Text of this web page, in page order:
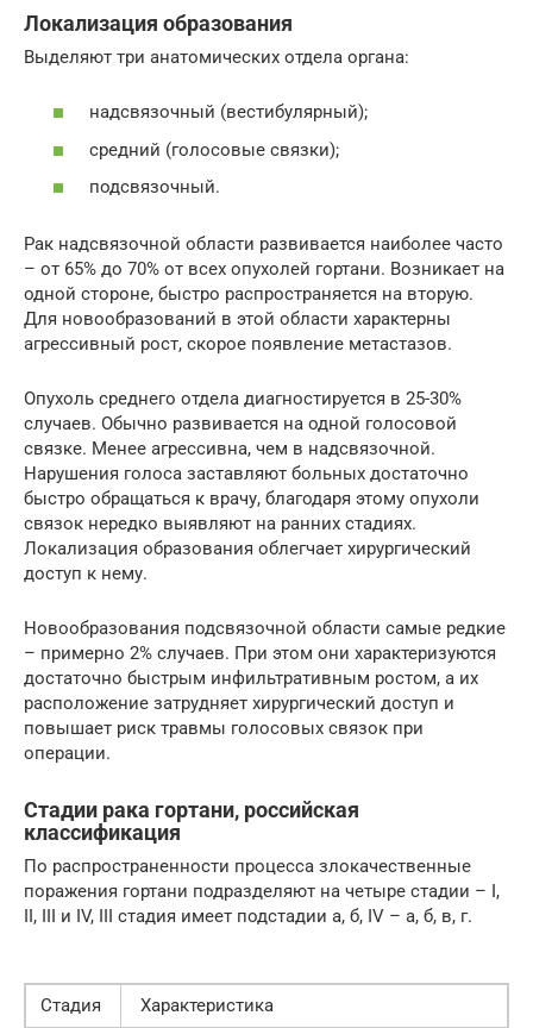
Локализация образования
Выделяют три анатомических отдела органа:
надсвязочный (вестибулярный);
средний (голосовые связки);
подсвязочный.
Рак надсвязочной области развивается наиболее часто
– от 65% до 70% от всех опухолей гортани. Возникает на
одной стороне, быстро распространяется на вторую.
Для новообразований в этой области характерны
агрессивный рост, скорое появление метастазов.
Опухоль среднего отдела диагностируется в 25-30%
случаев. Обычно развивается на одной голосовой
связке. Менее агрессивна, чем в надсвязочной.
Нарушения голоса заставляют больных достаточно
быстро обращаться к врачу, благодаря этому опухоли
связок нередко выявляют на ранних стадиях.
Локализация образования облегчает хирургический
доступ к нему.
Новообразования подсвязочной области самые редкие
– примерно 2% случаев. При этом они характеризуются
достаточно быстрым инфильтративным ростом, а их
расположение затрудняет хирургический доступ и
повышает риск травмы голосовых связок при
операции.
Стадии рака гортани, российская
классификация
По распространенности процесса злокачественные
поражения гортани подразделяют на четыре стадии – I,
II, III и IV, III стадия имеет подстадии а, б, IV – а, б, в, г.
Стадия Характеристика